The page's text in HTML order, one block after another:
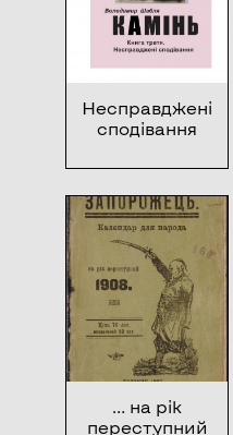
Несправджені
сподівання
… на рік
переступний